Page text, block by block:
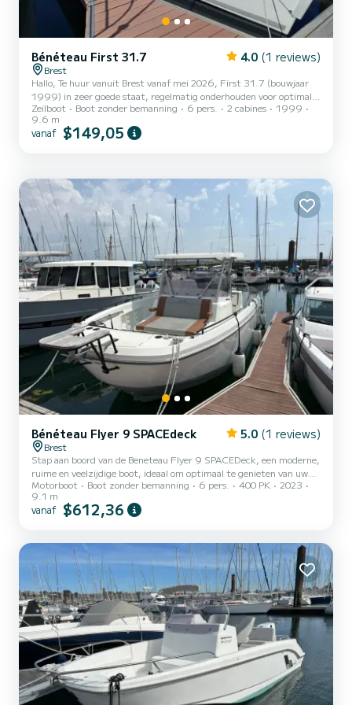
Bénéteau First 31.7 4.0 (1 reviews)
Brest
Hallo, Te huur vanuit Brest vanaf mei 2026, First 31.7 (bouwjaar
1999) in zeer goede staat, regelmatig onderhouden voor optimale
prestaties en veiligheid. Kenmerken van de zeilboot: Halfhoog
arsenaal, ideaal voor sereen varen. Geschikt voor solo- of
bemanningsprogramma's. Perfect voor snelle cruises. Volledige
prachtige landschappen, van wilde baaien tot steile...
Zeilboot Boot zonder bemanning 6 pers. 2 cabines
1999
9.6 m
vanaf $149,05
Bénéteau Flyer 9 SPACEdeck 5.0 (1 reviews)
Brest
Stap aan boord van de Beneteau Flyer 9 SPACEDeck, een moderne,
ruime en veelzijdige boot, ideaal om optimaal te genieten van uw
dagen op zee. Of u nu wilt gaan varen, watersporten wilt
beoefenen, vissen of gewoon ontspannen voor anker wilt liggen,
deze Flyer 9 voldoet aan al uw wensen. Uitgerust met twee Suzuki
Comfort aan boord Groot omvormbaar zonnedek vooraan met
zithoek...
Motorboot Boot zonder bemanning 6 pers. 400 PK
2023
9.1 m
vanaf $612,36